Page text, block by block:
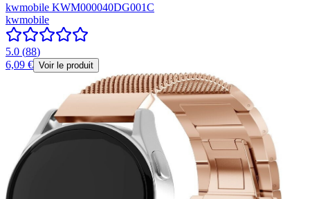
kwmobile KWM000040DG001C
kwmobile
5.0 (88)
6,09 € Voir le produit